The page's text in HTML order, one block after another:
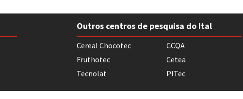
Outros centros de pesquisa do Ital
Cereal Chocotec
Fruthotec
Tecnolat
CCQA
Cetea
PITec